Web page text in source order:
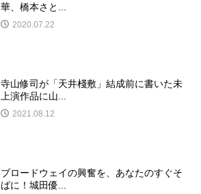
華、橋本さと...
2020.07.22
寺山修司が「天井棧敷」結成前に書いた未
上演作品に山...
2021.08.12
ブロードウェイの興奮を、あなたのすぐそ
ばに！城田優...